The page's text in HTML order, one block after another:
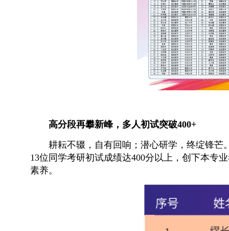
高分段再攀新峰，多人初试突破400+
耕耘不辍，自有回响；潜心研学，终绽锋芒
13位同学考研初试成绩达400分以上，创下本专
素养。